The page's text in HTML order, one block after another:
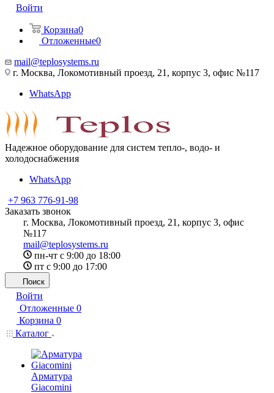
Войти
Корзина0
Отложенные0
mail@teplosystems.ru
г. Москва, Локомотивный проезд, 21, корпус 3, офис №117
WhatsApp
Надежное оборудование для систем тепло-, водо- и
холодоснабжения
WhatsApp
+7 963 776-91-98
Заказать звонок
г. Москва, Локомотивный проезд, 21, корпус 3, офис
№117
mail@teplosystems.ru
пн-чт с 9:00 до 18:00
пт с 9:00 до 17:00
Поиск
Войти
Отложенные 0
Корзина 0
Каталог
Арматура
Giacomini